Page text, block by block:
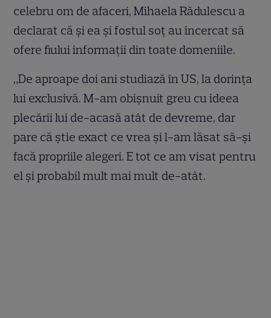
celebru om de afaceri, Mihaela Rădulescu a
declarat că și ea și fostul soț au încercat să
ofere fiului informații din toate domeniile.
„De aproape doi ani studiază în US, la dorința
lui exclusivă. M-am obișnuit greu cu ideea
plecării lui de-acasă atât de devreme, dar
pare că știe exact ce vrea și l-am lăsat să-și
facă propriile alegeri. E tot ce am visat pentru
el și probabil mult mai mult de-atât.